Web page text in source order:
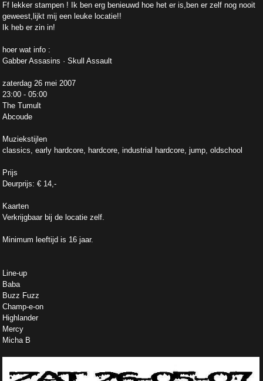
Ff lekker stampen ! Ik ben erg benieuwd hoe het er is,ben er zelf nog nooit
geweest,lijkt mij een leuke locatie!!
Ik heb er zin in!
hoer wat info :
Gabber Assasins · Skull Assault
zaterdag 26 mei 2007
23:00 - 05:00
The Tumult
Abcoude
Muziekstijlen
classics, early hardcore, hardcore, industrial hardcore, jump, oldschool
Prijs
Deurprijs: € 14,-
Kaarten
Verkrijgbaar bij de locatie zelf.
Minimum leeftijd is 16 jaar.
Line-up
Baba
Buzz Fuzz
Champ-e-on
Highlander
Mercy
Micha B